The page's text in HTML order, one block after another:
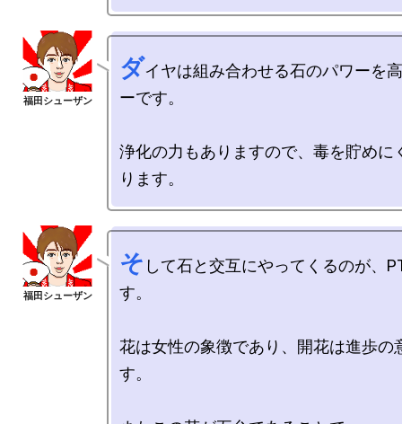
ダイヤは組み合わせる石のパワーを
ーです。
浄化の力もありますので、毒を貯めに
そ して石と交互にやってくるのが、
す。
花は女性の象徴であり、開花は進歩の
す。